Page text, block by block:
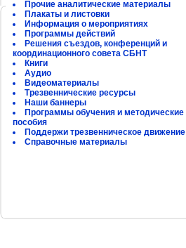
Прочие аналитические материалы
Плакаты и листовки
Информация о мероприятиях
Программы действий
Решения съездов, конференций и
координационного совета СБНТ
Книги
Аудио
Видеоматериалы
Трезвеннические ресурсы
Наши баннеры
Программы обучения и методические
пособия
Поддержи трезвенническое движение
Справочные материалы